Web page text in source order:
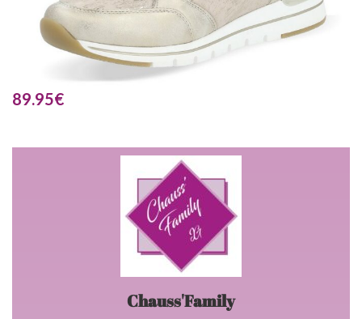
89.95€
Chauss'Family